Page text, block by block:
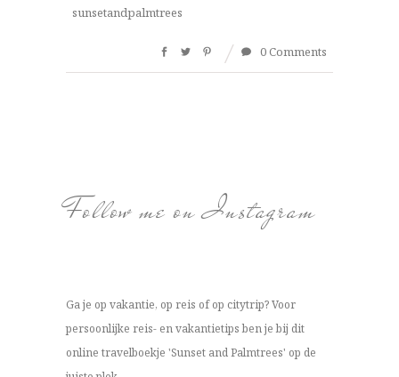
sunsetandpalmtrees
0 Comments
Follow me on Instagram
Ga je op vakantie, op reis of op citytrip? Voor
persoonlijke reis- en vakantietips ben je bij dit
online travelboekje 'Sunset and Palmtrees' op de